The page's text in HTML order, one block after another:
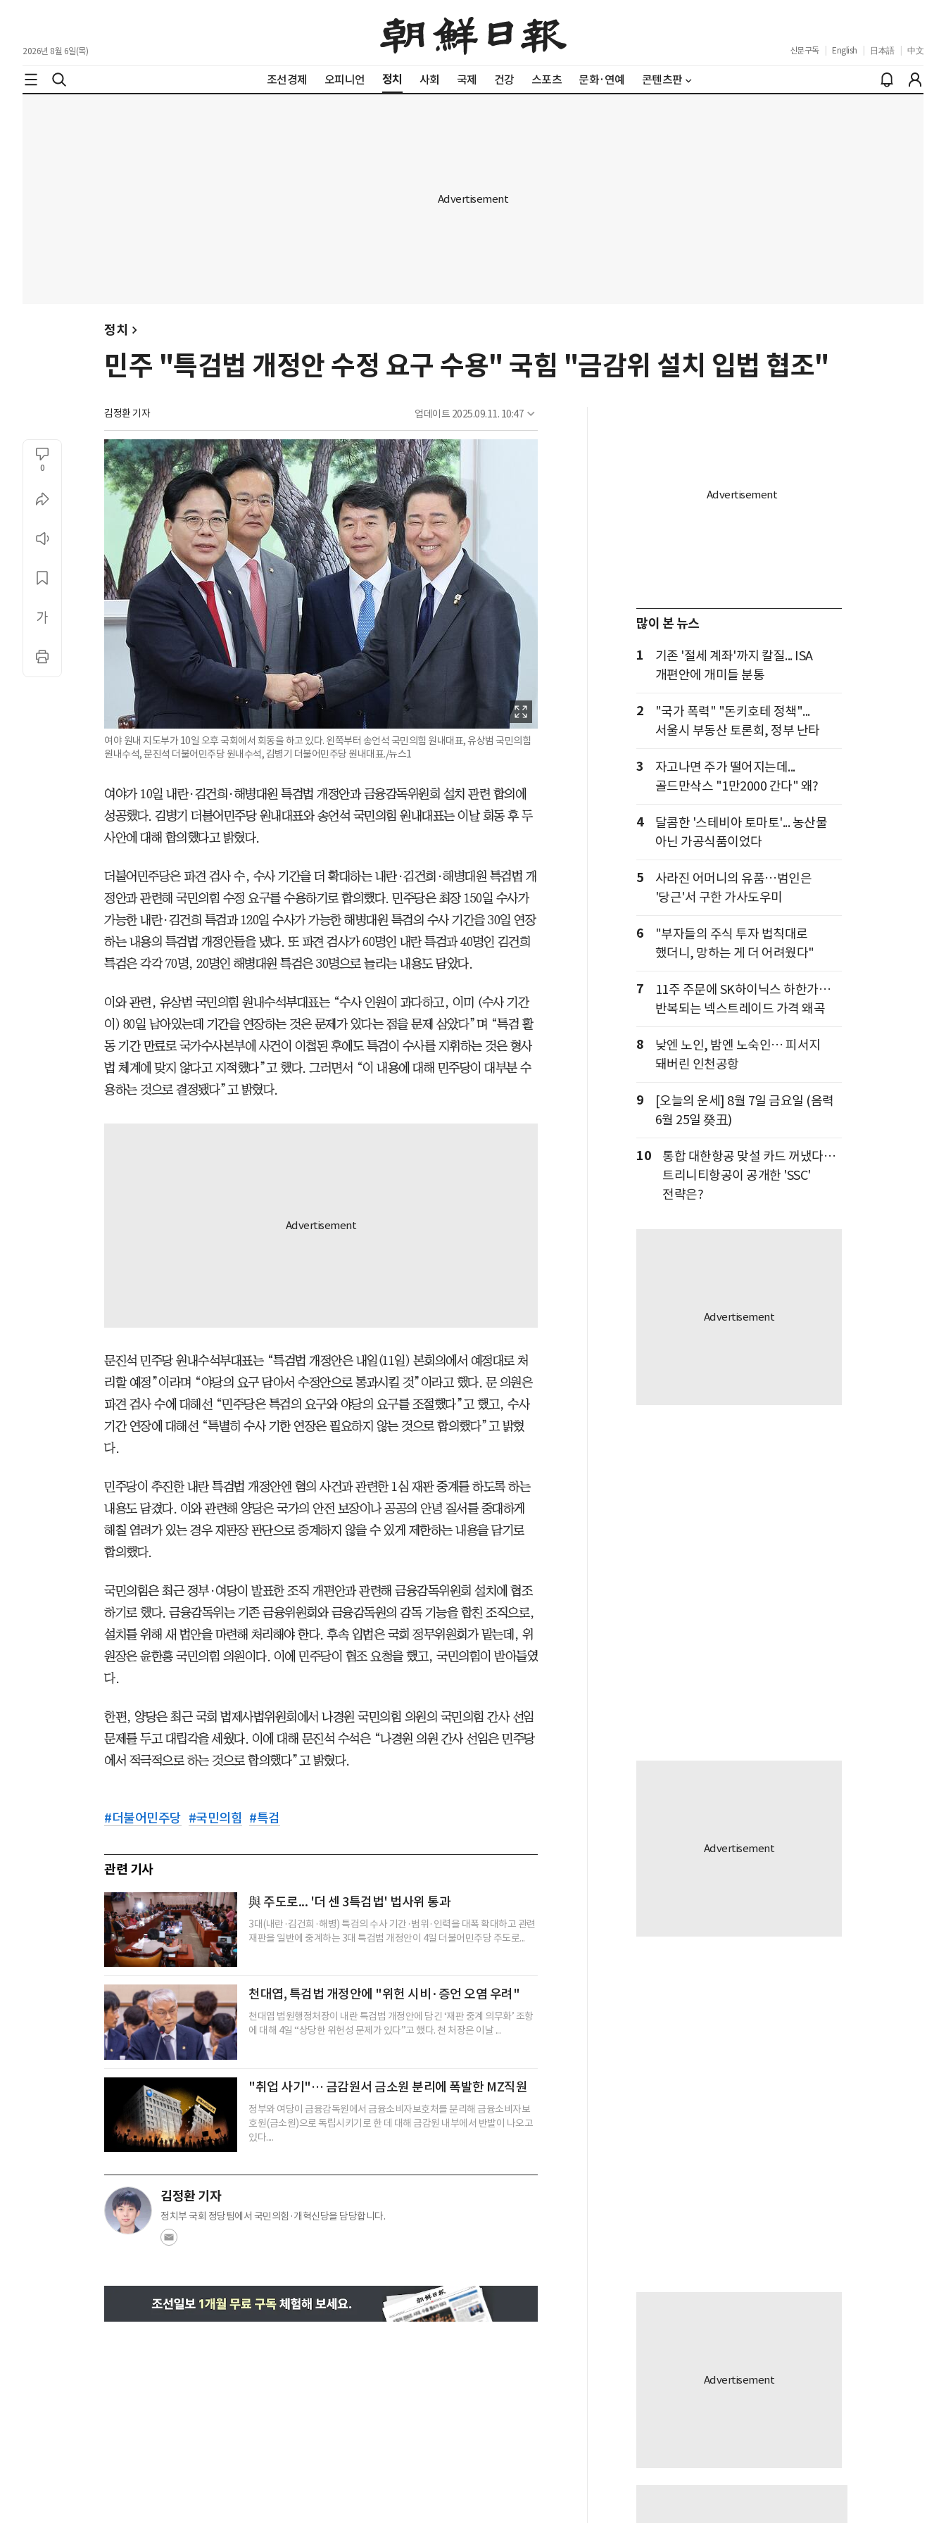
2026년 8월 6일(목) 신문구독 English 日本語 中文
조선경제 오피니언 정치 사회 국제 건강 스포츠 문화·연예 콘텐츠판
정치
민주 "특검법 개정안 수정 요구 수용" 국힘 "금감위 설치 입법 협조"
김정환 기자 업데이트 2025.09.11. 10:47
0
여야 원내 지도부가 10일 오후 국회에서 회동을 하고 있다. 왼쪽부터 송언석 국민의힘 원내대표, 유상범 국민의힘
원내수석, 문진석 더불어민주당 원내수석, 김병기 더불어민주당 원내대표./뉴스1
여야가 10일 내란·김건희·해병대원 특검법 개정안과 금융감독위원회 설치 관련 합의에
성공했다. 김병기 더불어민주당 원내대표와 송언석 국민의힘 원내대표는 이날 회동 후 두
사안에 대해 합의했다고 밝혔다.
더불어민주당은 파견 검사 수, 수사 기간을 더 확대하는 내란·김건희·해병대원 특검법 개
정안과 관련해 국민의힘 수정 요구를 수용하기로 합의했다. 민주당은 최장 150일 수사가
가능한 내란·김건희 특검과 120일 수사가 가능한 해병대원 특검의 수사 기간을 30일 연장
하는 내용의 특검법 개정안들을 냈다. 또 파견 검사가 60명인 내란 특검과 40명인 김건희
특검은 각각 70명, 20명인 해병대원 특검은 30명으로 늘리는 내용도 담았다.
이와 관련, 유상범 국민의힘 원내수석부대표는 “수사 인원이 과다하고, 이미 (수사 기간
이) 80일 남아있는데 기간을 연장하는 것은 문제가 있다는 점을 문제 삼았다”며 “특검 활
동 기간 만료로 국가수사본부에 사건이 이첩된 후에도 특검이 수사를 지휘하는 것은 형사
법 체계에 맞지 않다고 지적했다”고 했다. 그러면서 “이 내용에 대해 민주당이 대부분 수
용하는 것으로 결정됐다”고 밝혔다.
문진석 민주당 원내수석부대표는 “특검법 개정안은 내일(11일) 본회의에서 예정대로 처
리할 예정”이라며 “야당의 요구 담아서 수정안으로 통과시킬 것”이라고 했다. 문 의원은
파견 검사 수에 대해선 “민주당은 특검의 요구와 야당의 요구를 조절했다”고 했고, 수사
기간 연장에 대해선 “특별히 수사 기한 연장은 필요하지 않는 것으로 합의했다”고 밝혔
다.
민주당이 추진한 내란 특검법 개정안엔 혐의 사건과 관련한 1심 재판 중계를 하도록 하는
내용도 담겼다. 이와 관련해 양당은 국가의 안전 보장이나 공공의 안녕 질서를 중대하게
해칠 염려가 있는 경우 재판장 판단으로 중계하지 않을 수 있게 제한하는 내용을 담기로
합의했다.
국민의힘은 최근 정부·여당이 발표한 조직 개편안과 관련해 금융감독위원회 설치에 협조
하기로 했다. 금융감독위는 기존 금융위원회와 금융감독원의 감독 기능을 합친 조직으로,
설치를 위해 새 법안을 마련해 처리해야 한다. 후속 입법은 국회 정무위원회가 맡는데, 위
원장은 윤한홍 국민의힘 의원이다. 이에 민주당이 협조 요청을 했고, 국민의힘이 받아들였
다.
한편, 양당은 최근 국회 법제사법위원회에서 나경원 국민의힘 의원의 국민의힘 간사 선임
문제를 두고 대립각을 세웠다. 이에 대해 문진석 수석은 “나경원 의원 간사 선임은 민주당
에서 적극적으로 하는 것으로 합의했다”고 밝혔다.
#더불어민주당 #국민의힘 #특검
관련 기사
與 주도로... '더 센 3특검법' 법사위 통과
3대(내란·김건희·해병) 특검의 수사 기간·범위·인력을 대폭 확대하고 관련
재판을 일반에 중계하는 3대 특검법 개정안이 4일 더불어민주당 주도로...
천대엽, 특검법 개정안에 "위헌 시비·증언 오염 우려"
천대엽 법원행정처장이 내란 특검법 개정안에 담긴 ‘재판 중계 의무화’ 조항
에 대해 4일 “상당한 위헌성 문제가 있다”고 했다. 천 처장은 이날 ...
"취업 사기"… 금감원서 금소원 분리에 폭발한 MZ직원
정부와 여당이 금융감독원에서 금융소비자보호처를 분리해 금융소비자보
호원(금소원)으로 독립시키기로 한 데 대해 금감원 내부에서 반발이 나오고
있다....
김정환 기자
정치부 국회 정당팀에서 국민의힘·개혁신당을 담당합니다.
많이 본 뉴스
1
기존 '절세 계좌'까지 칼질... ISA
개편안에 개미들 분통
2
"국가 폭력" "돈키호테 정책"...
서울시 부동산 토론회, 정부 난타
3
자고나면 주가 떨어지는데...
골드만삭스 "1만2000 간다" 왜?
4
달콤한 '스테비아 토마토'... 농산물
아닌 가공식품이었다
5
사라진 어머니의 유품…범인은
'당근'서 구한 가사도우미
6
"부자들의 주식 투자 법칙대로
했더니, 망하는 게 더 어려웠다"
7
11주 주문에 SK하이닉스 하한가…
반복되는 넥스트레이드 가격 왜곡
8
낮엔 노인, 밤엔 노숙인… 피서지
돼버린 인천공항
9
[오늘의 운세] 8월 7일 금요일 (음력
6월 25일 癸丑)
10
통합 대한항공 맞설 카드 꺼냈다…
트리니티항공이 공개한 'SSC'
전략은?